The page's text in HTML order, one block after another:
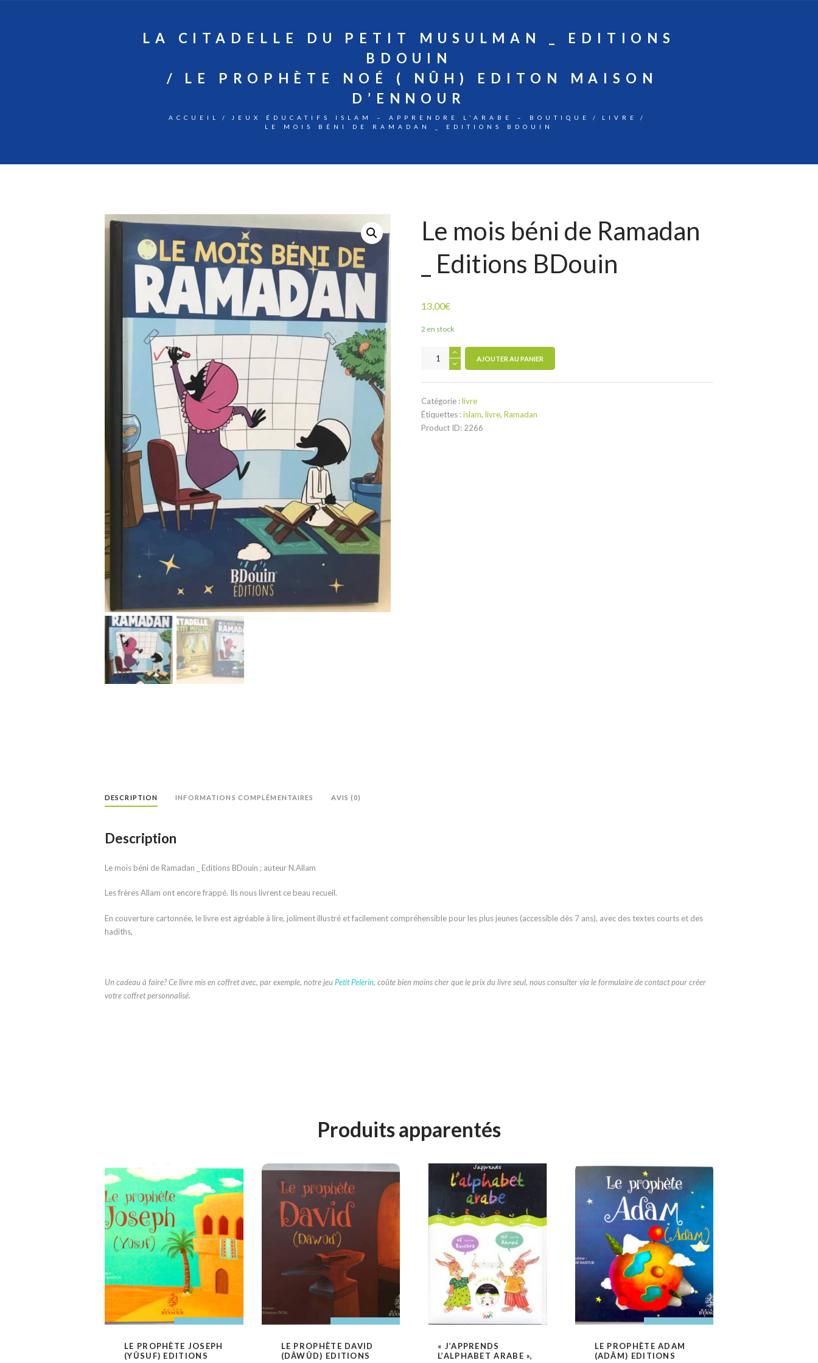
LA CITADELLE DU PETIT MUSULMAN _ EDITIONS
BDOUIN
LE PROPHÈTE NOÉ ( NÛH) EDITON MAISON
D’ENNOUR
ACCUEIL JEUX ÉDUCATIFS ISLAM – APPRENDRE L’ARABE – BOUTIQUE
LIVRE
LE MOIS BÉNI DE RAMADAN _ EDITIONS BDOUIN
Le mois béni de Ramadan
_ Editions BDouin
13,00€
2 en stock
béni
de
Ramadan
AJOUTER AU PANIER
Catégorie :livre
Étiquettes :islam, livre, Ramadan
Product ID: 2266
DESCRIPTION INFORMATIONS COMPLÉMENTAIRES AVIS (0)
Description
Le mois béni de Ramadan _ Editions BDouin ; auteur N.Allam
Les frères Allam ont encore frappé. Ils nous livrent ce beau recueil.
En couverture cartonnée, le livre est agréable à lire, joliment illustré et facilement compréhensible pour les plus jeunes (accessible dès 7 ans), avec des textes courts et des
hadiths,
Un cadeau à faire? Ce livre mis en coffret avec, par exemple, notre jeu Petit Pelerin, coûte bien moins cher que le prix du livre seul, nous consulter via le formulaire de contact pour créer
votre coffret personnalisé.
Produits apparentés
VOIR
PANIER
LE PROPHÈTE JOSEPH
(YÛSUF) EDITIONS
VOIR
PANIER
LE PROPHÈTE DAVID
(DÂWÛD) EDITIONS
VOIR
LIRE LA SUITE
« J’APPRENDS
L’ALPHABET ARABE »,
VOIR
PANIER
LE PROPHÈTE ADAM
(ADÂM) EDITIONS